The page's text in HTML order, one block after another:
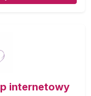
internetowy